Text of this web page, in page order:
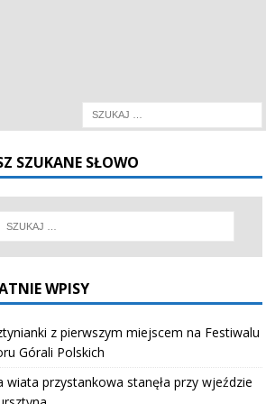
SZUKANE SŁOWO
WPISY
z pierwszym miejscem na Festiwalu
Górali Polskich
wiata przystankowa stanęła przy wjeździe